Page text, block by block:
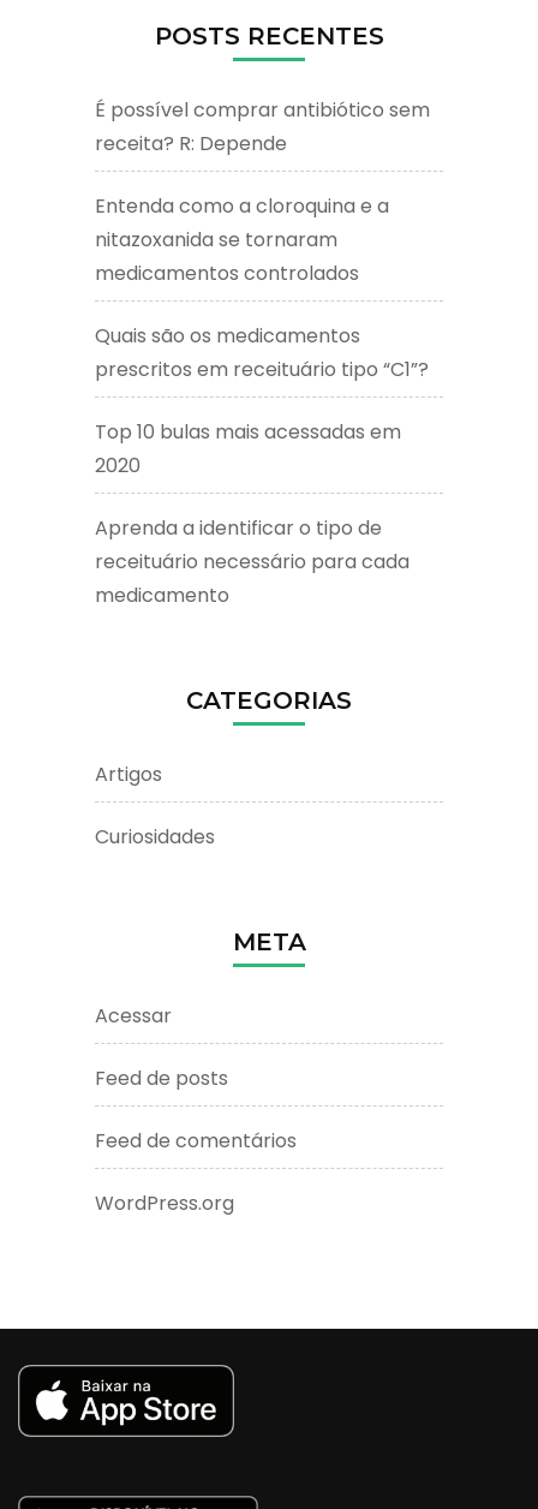
POSTS RECENTES
É possível comprar antibiótico sem
receita? R: Depende
Entenda como a cloroquina e a
nitazoxanida se tornaram
medicamentos controlados
Quais são os medicamentos
prescritos em receituário tipo “C1”?
Top 10 bulas mais acessadas em
2020
Aprenda a identificar o tipo de
receituário necessário para cada
medicamento
CATEGORIAS
Artigos
Curiosidades
META
Acessar
Feed de posts
Feed de comentários
WordPress.org